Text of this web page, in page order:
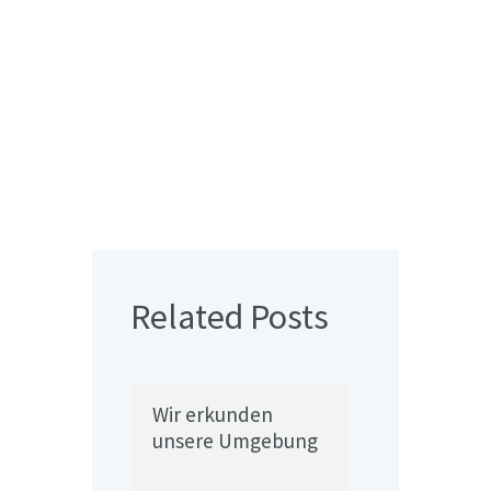
Related Posts
Wir erkunden
unsere Umgebung